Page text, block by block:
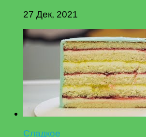
27 Дек, 2021
Сладкое